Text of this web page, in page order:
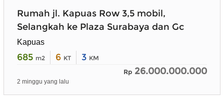
Rumah jl. Kapuas Row 3,5 mobil,
Selangkah ke Plaza Surabaya dan Gc
Kapuas
685 m2 6 KT 3 KM
Rp 26.000.000.000
2 minggu yang lalu